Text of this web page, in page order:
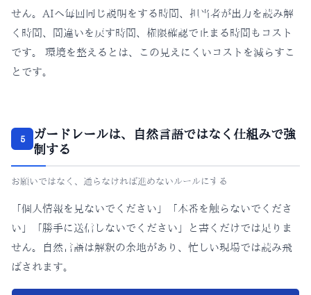
せん。AIへ毎回同じ説明をする時間、担当者が出力を読み解
く時間、間違いを戻す時間、権限確認で止まる時間もコスト
です。 環境を整えるとは、この見えにくいコストを減らすこ
とです。
5
ガードレールは、自然言語ではなく仕組みで強
制する
お願いではなく、通らなければ進めないルールにする
「個人情報を見ないでください」「本番を触らないでくださ
い」「勝手に送信しないでください」と書くだけでは足りま
せん。自然言語は解釈の余地があり、忙しい現場では読み飛
ばされます。